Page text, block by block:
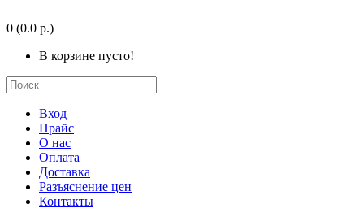
0 (0.0 р.)
В корзине пусто!
Вход
Прайс
О нас
Оплата
Доставка
Разъяснение цен
Контакты